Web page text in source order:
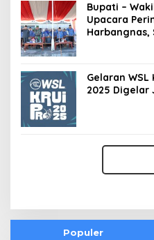
Bupati –
Upacara
Harbangnas,
Gelaran WSL
2025 Digelar
Populer